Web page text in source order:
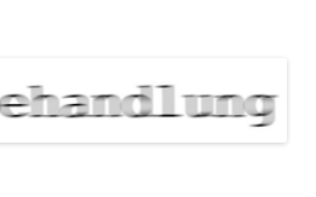
NEWS